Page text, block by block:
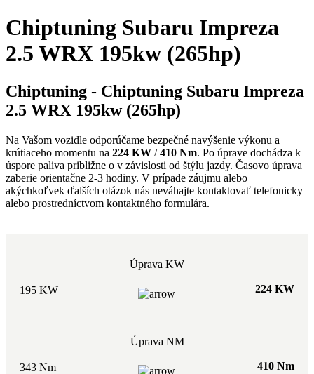
Chiptuning Subaru Impreza
2.5 WRX 195kw (265hp)
Chiptuning - Chiptuning Subaru Impreza
2.5 WRX 195kw (265hp)
Na Vašom vozidle odporúčame bezpečné navýšenie výkonu a
krútiaceho momentu na 224 KW /410 Nm. Po úprave dochádza k
úspore paliva približne o v závislosti od štýlu jazdy. Časovo úprava
zaberie orientačne 2-3 hodiny. V prípade záujmu alebo
akýchkoľvek ďalších otázok nás neváhajte kontaktovať telefonicky
alebo prostredníctvom kontaktného formulára.
Úprava KW
195 KW 224 KW
Úprava NM
343 Nm 410 Nm